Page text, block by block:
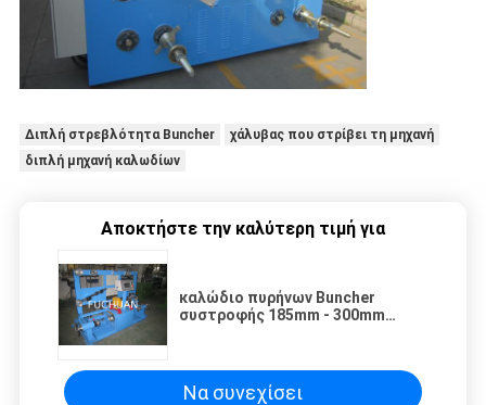
Διπλή στρεβλότητα Buncher
χάλυβας που στρίβει τη μηχανή
διπλή μηχανή καλωδίων
Αποκτήστε την καλύτερη τιμή για
καλώδιο πυρήνων Buncher
συστροφής 185mm - 300mm
Να συνεχίσει